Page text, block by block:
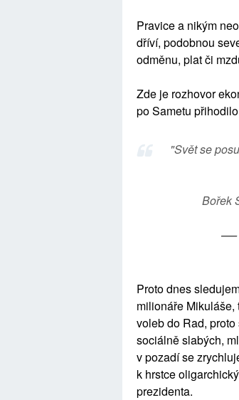
Pravice a nikým
dříví, podobnou
odměnu, plat či
Zde je rozhovor
po Sametu
"Svět se
Bořek
—
Proto dnes
milionáře
voleb do Rad,
sociálně slabých,
v pozadí se
k hrstce
prezidenta.